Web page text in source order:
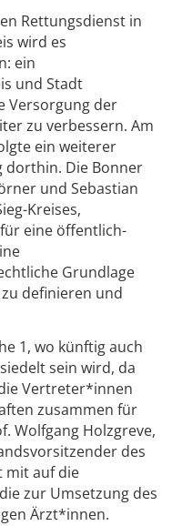
Rettungsdienst in
wird es
ein
und Stadt
Versorgung der
zu verbessern. Am
ein weiterer
dorthin. Die Bonner
und Sebastian
Kreises,
eine öffentlich-
Grundlage
definieren und
1, wo künftig auch
sein wird, da
Vertreter*innen
zusammen für
Wolfgang Holzgreve,
des
mit auf die
zur Umsetzung des
Ärzt*innen.